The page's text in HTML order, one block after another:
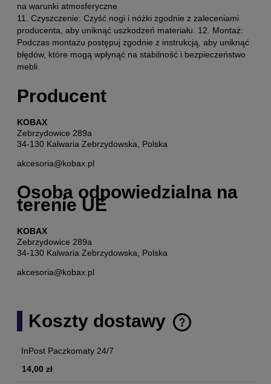
na warunki atmosferyczne
11. Czyszczenie: Czyść nogi i nóżki zgodnie z zaleceniami
producenta, aby uniknąć uszkodzeń materiału. 12. Montaż:
Podczas montażu postępuj zgodnie z instrukcją, aby uniknąć
błędów, które mogą wpłynąć na stabilność i bezpieczeństwo
mebli.
Producent
KOBAX
Zebrzydowice 289a
34-130 Kalwaria Zebrzydowska, Polska
akcesoria@kobax.pl
Osoba odpowiedzialna na
terenie UE
KOBAX
Zebrzydowice 289a
34-130 Kalwaria Zebrzydowska, Polska
akcesoria@kobax.pl
Koszty dostawy
Cena nie zawiera ewentualnych kosztów płatności
InPost Paczkomaty 24/7
14,00 zł